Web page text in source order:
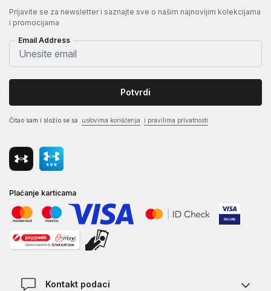
Prijavite se za newsletter i saznajte sve o našim najnovijim kolekcijama
i promocijama
Email Address
Potvrdi
Čitao sam i složio se sa uslovima korišćenja i pravilima privatnosti
Plaćanje karticama
Kontakt podaci